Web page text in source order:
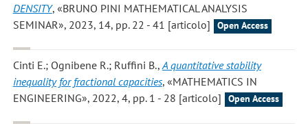
DENSITY, «BRUNO PINI MATHEMATICAL ANALYSIS
SEMINAR», 2023, 14, pp. 22 - 41 [articolo]
Open Access
Cinti E.; Ognibene R.; Ruffini B.,A quantitative stability
inequality for fractional capacities, «MATHEMATICS IN
ENGINEERING», 2022, 4, pp. 1 - 28 [articolo]
Open Access